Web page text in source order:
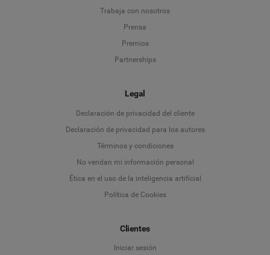
Trabaja con nosotros
Prensa
Premios
Partnerships
Legal
Declaración de privacidad del cliente
Declaración de privacidad para los autores
Términos y condiciones
No vendan mi información personal
Ética en el uso de la inteligencia artificial
Política de Cookies
Clientes
Iniciar sesión